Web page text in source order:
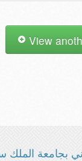
بجامعة الملك